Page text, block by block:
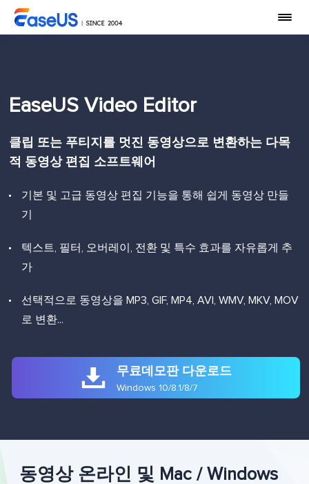
EaseUS Video Editor
클립 또는 푸티지를 멋진 동영상으로 변환하는 다목
적 동영상 편집 소프트웨어
기본 및 고급 동영상 편집 기능을 통해 쉽게 동영상 만들
기
텍스트, 필터, 오버레이, 전환 및 특수 효과를 자유롭게 추
가
선택적으로 동영상을 MP3, GIF, MP4, AVI, WMV, MKV, MOV
로 변환...
 무료데모판 다운로드
Windows 10/8.1/8/7
동영상 온라인 및 Mac / Windows